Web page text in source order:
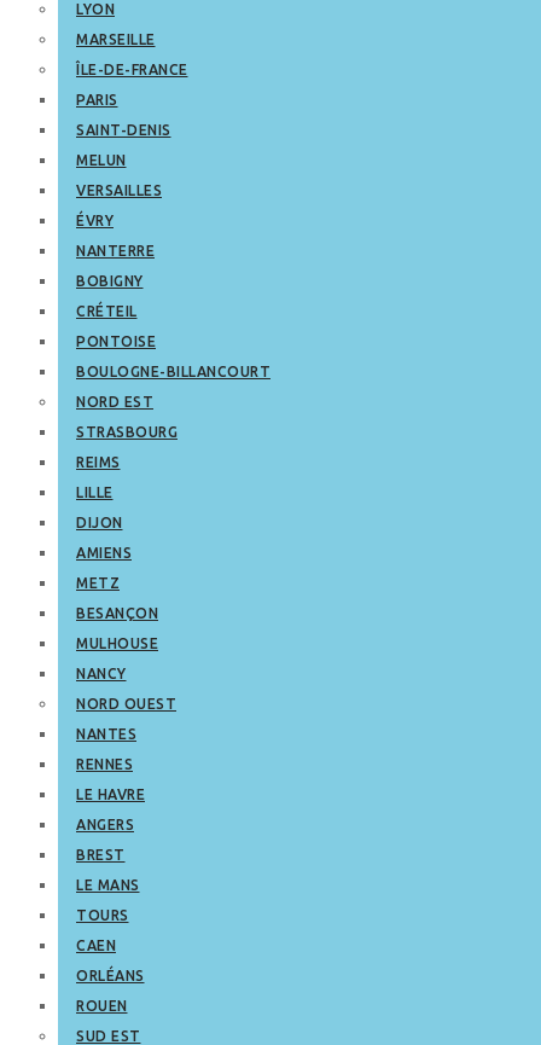
LYON
MARSEILLE
ÎLE-DE-FRANCE
PARIS
SAINT-DENIS
MELUN
VERSAILLES
ÉVRY
NANTERRE
BOBIGNY
CRÉTEIL
PONTOISE
BOULOGNE-BILLANCOURT
NORD EST
STRASBOURG
REIMS
LILLE
DIJON
AMIENS
METZ
BESANÇON
MULHOUSE
NANCY
NORD OUEST
NANTES
RENNES
LE HAVRE
ANGERS
BREST
LE MANS
TOURS
CAEN
ORLÉANS
ROUEN
SUD EST